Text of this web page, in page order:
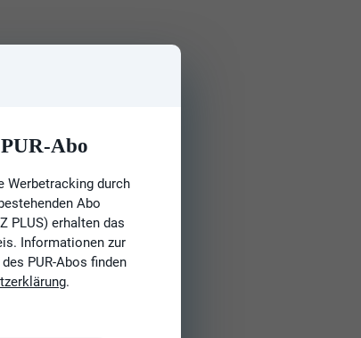
Abo
Werbetracking durch
Abo
PLUS) erhalten das
Informationen zur
PUR-Abos finden
.